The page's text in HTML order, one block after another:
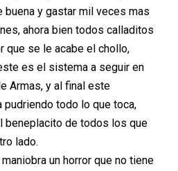
buena y gastar mil veces mas
ahora bien todos calladitos
que se le acabe el chollo,
es el sistema a seguir en
Armas, y al final este
pudriendo todo lo que toca,
beneplacito de todos los que
lado.
un horror que no tiene